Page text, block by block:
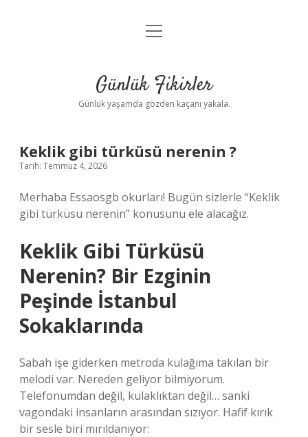
Anasayfa
Yasal Uyarı
menüyü
Günlük Fikirler
Günlük yaşamda gözden kaçanı yakala.
Keklik gibi türküsü nerenin ?
Tarih: Temmuz 4, 2026
Merhaba Essaosgb okurları! Bugün sizlerle “Keklik
gibi türküsü nerenin” konusunu ele alacağız.
Keklik Gibi Türküsü
Nerenin? Bir Ezginin
Peşinde İstanbul
Sokaklarında
Sabah işe giderken metroda kulağıma takılan bir
melodi var. Nereden geliyor bilmiyorum.
Telefonumdan değil, kulaklıktan değil… sanki
vagondaki insanların arasından sızıyor. Hafif kırık
bir sesle biri mırıldanıyor: